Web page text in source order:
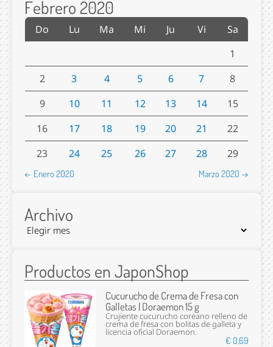
Febrero 2020
Do Lu Ma Mi Ju Vi
Sa
1
2
3 4 5 6 7
8
9
10 11 12 13 14
15
16
17 18 19 20 21
22
23
24 25 26 27 28 29
← Enero 2020 Marzo 2020 →
Archivo
Productos en JaponShop
Cucurucho de Crema de Fresa con
Galletas | Doraemon 15 g
Crujiente cucurucho coreano relleno de
crema de fresa con bolitas de galleta y
licencia oficial Doraemon.
€ 0,69